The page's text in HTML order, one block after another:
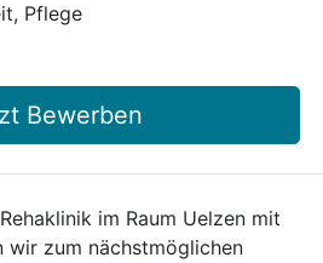
Pflege
Bewerben
im Raum Uelzen mit
wir zum nächstmöglichen